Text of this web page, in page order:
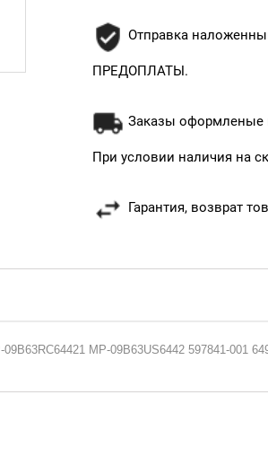
Отправка
ПРЕДОПЛАТЫ.
Заказы оформленые
При условии наличия на
Гарантия, возврат
MP-09B63US6442 597841-001